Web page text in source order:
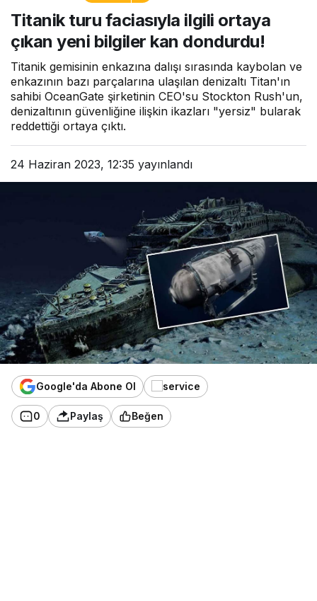
kan dondurdu!
Titanik turu faciasıyla ilgili ortaya
çıkan yeni bilgiler kan dondurdu!
Titanik gemisinin enkazına dalışı sırasında kaybolan ve
enkazının bazı parçalarına ulaşılan denizaltı Titan'ın
sahibi OceanGate şirketinin CEO'su Stockton Rush'un,
denizaltının güvenliğine ilişkin ikazları "yersiz" bularak
reddettiği ortaya çıktı.
24 Haziran 2023, 12:35 yayınlandı
Google'da Abone Ol
0 Paylaş Beğen